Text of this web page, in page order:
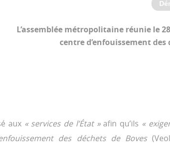
L’assemblée métropolitaine réunie le
centre d’enfouissement
aux « services de l’État »afin qu’ils «
des déchets de Boves